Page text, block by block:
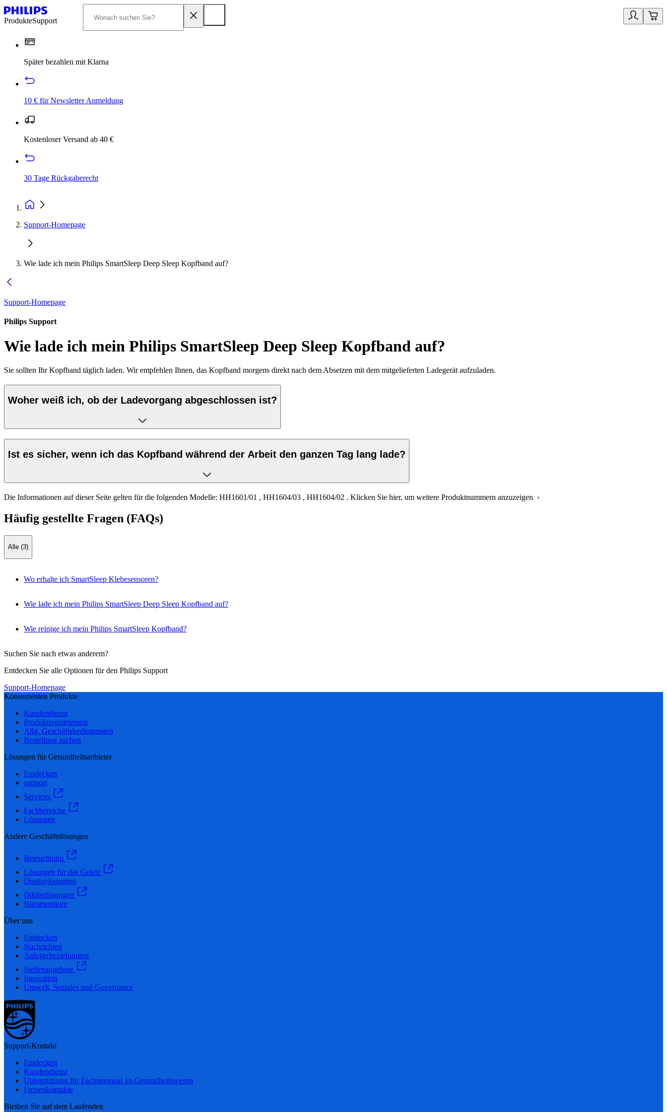
ProdukteSupport
Später bezahlen mit Klarna
10 € für Newsletter Anmeldung
Kostenloser Versand ab 40 €
30 Tage Rückgaberecht
Support-Homepage
Wie lade ich mein Philips SmartSleep Deep Sleep Kopfband auf?
Support-Homepage
Philips Support
Wie lade ich mein Philips SmartSleep Deep Sleep Kopfband auf?
Sie sollten Ihr Kopfband täglich laden. Wir empfehlen Ihnen, das Kopfband morgens direkt nach dem Absetzen mit dem mitgelieferten Ladegerät aufzuladen.
Woher weiß ich, ob der Ladevorgang abgeschlossen ist?
Ist es sicher, wenn ich das Kopfband während der Arbeit den ganzen Tag lang lade?
Die Informationen auf dieser Seite gelten für die folgenden Modelle: HH1601/01 , HH1604/03 , HH1604/02 . Klicken Sie hier, um weitere Produktnummern anzuzeigen ›
Häufig gestellte Fragen (FAQs)
Alle (3)
Wo erhalte ich SmartSleep Klebesensoren?
Wie lade ich mein Philips SmartSleep Deep Sleep Kopfband auf?
Wie reinige ich mein Philips SmartSleep Kopfband?
Suchen Sie nach etwas anderem?
Entdecken Sie alle Optionen für den Philips Support
Support-Homepage
Konsumenten Produkte
Kundendienst
Produktregistrierung
Allg. Geschäftsbedingungen
Bestellung suchen
Lösungen für Gesundheitsanbieter
Entdecken
support
Services
Fachbereiche
Lösungen
Andere Geschäftslösungen
Beleuchtung
Lösungen für das Gehör
Displaylösungen
Diktierlösungen
Büromonitore
Über uns
Entdecken
Nachrichten
Anlegerbeziehungen
Stellenangebote
Innovation
Umwelt, Soziales und Governance
Support-Kontakt
Entdecken
Kundendienst
Unterstützung für Fachpersonal im Gesundheitswesen
Firmenkontakte
Bleiben Sie auf dem Laufenden